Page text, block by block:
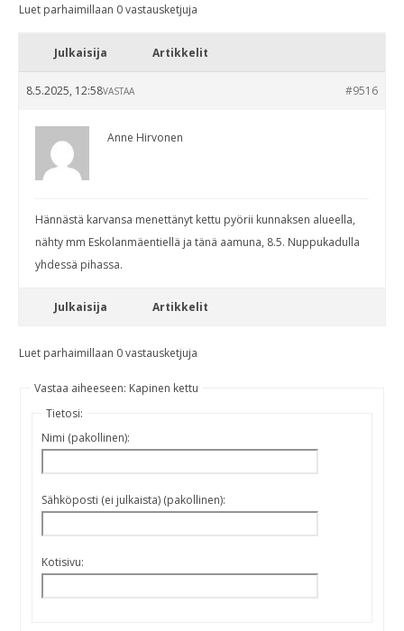
Luet parhaimillaan 0 vastausketjuja
Julkaisija Artikkelit
8.5.2025, 12:58 #9516
VASTAA
Anne Hirvonen
Hännästä karvansa menettänyt kettu pyörii kunnaksen alueella,
nähty mm Eskolanmäentiellä ja tänä aamuna, 8.5. Nuppukadulla
yhdessä pihassa.
Julkaisija Artikkelit
Luet parhaimillaan 0 vastausketjuja
Vastaa aiheeseen: Kapinen kettu
Tietosi:
Nimi (pakollinen):
Sähköposti (ei julkaista) (pakollinen):
Kotisivu: